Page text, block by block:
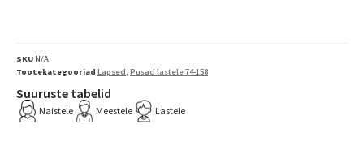
SKU N/A
Tootekategooriad Lapsed, Pusad lastele 74-158
Suuruste tabelid
Naistele Meestele Lastele